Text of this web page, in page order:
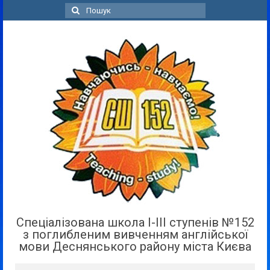
Пошук
для:
Спеціалізована школа І-ІІІ ступенів №152
з поглибленим вивченням англійської
мови Деснянського району міста Києва